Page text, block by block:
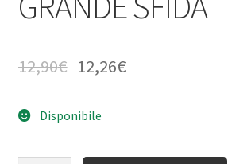
12,90€ 12,26€
Disponibile